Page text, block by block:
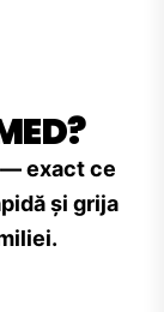
exact ce
și grija